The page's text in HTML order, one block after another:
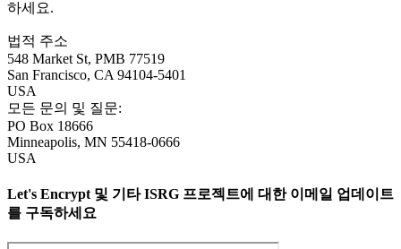
하세요.
법적 주소
548 Market St, PMB 77519
San Francisco, CA 94104-5401
USA
모든 문의 및 질문:
PO Box 18666
Minneapolis, MN 55418-0666
USA
Let's Encrypt 및 기타 ISRG 프로젝트에 대한 이메일 업데이트
를 구독하세요